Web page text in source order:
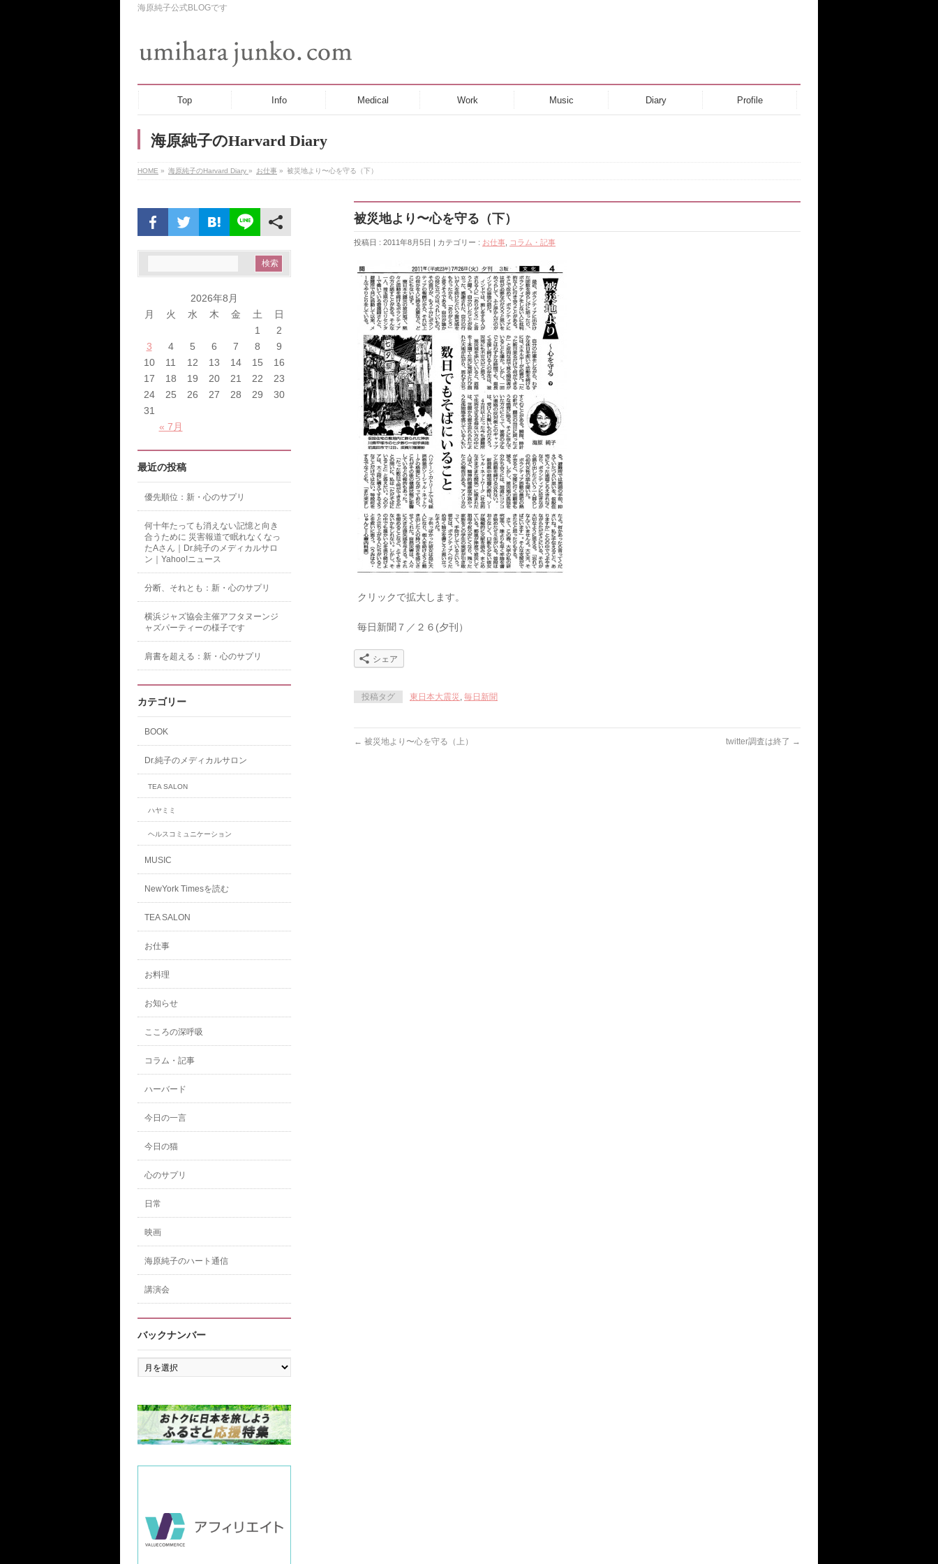
海原純子公式BLOGです
Top Info Medical Work Music Diary Profile
海原純子のHarvard Diary
HOME » 海原純子のHarvard Diary » お仕事 » 被災地より〜心を守る（下）
被災地より〜心を守る（下）
投稿日 : 2011年8月5日 | カテゴリー : お仕事 コラム・記事
クリックで拡大します。
毎日新聞７／２６(夕刊）
シェア
投稿タグ 東日本大震災 , 毎日新聞
← 被災地より〜心を守る（上） twitter調査は終了 →
2026年8月
月
火 水 木 金 土 日
« 7月
1
2
3
4 5 6 7 8
9
10
11 12 13 14 15
16
17
18 19 20 21 22
23
24
25 26 27 28 29
30
31
最近の投稿
優先順位：新・心のサプリ
何十年たっても消えない記憶と向き
合うために 災害報道で眠れなくなっ
たAさん｜Dr.純子のメディカルサロ
ン｜Yahoo!ニュース
分断、それとも：新・心のサプリ
横浜ジャズ協会主催アフタヌーンジ
ャズパーティーの様子です
肩書を超える：新・心のサプリ
カテゴリー
BOOK
Dr.純子のメディカルサロン
TEA SALON
ハヤミミ
ヘルスコミュニケーション
MUSIC
NewYork Timesを読む
TEA SALON
お仕事
お料理
お知らせ
こころの深呼吸
コラム・記事
ハーバード
今日の一言
今日の猫
心のサプリ
日常
映画
海原純子のハート通信
講演会
バックナンバー
バ
ッ
ン
バ
ー